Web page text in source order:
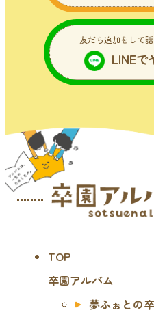
友だち追加をして
LINEで
TOP
卒園アルバム
夢ふぉとの